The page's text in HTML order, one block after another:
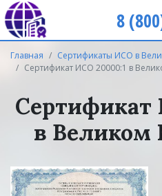
8
Главная
Сертификаты ИСО в
Сертификат ИСО 20000:1 в
Сертификат
в Великом